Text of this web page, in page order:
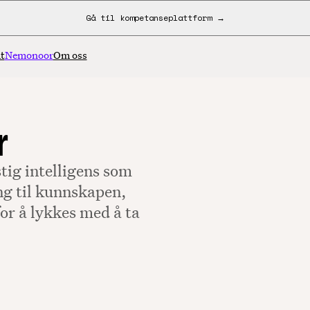
Gå til kompetanseplattform →
NemonoorOm oss
intelligens som
til kunnskapen,
å lykkes med å ta